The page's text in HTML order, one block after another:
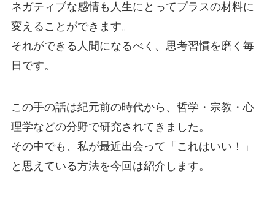
ネガティブな感情も人生にとってプラスの材料に
変えることができます。
それができる人間になるべく、思考習慣を磨く毎
日です。
この手の話は紀元前の時代から、哲学・宗教・心
理学などの分野で研究されてきました。
その中でも、私が最近出会って「これはいい！」
と思えている方法を今回は紹介します。